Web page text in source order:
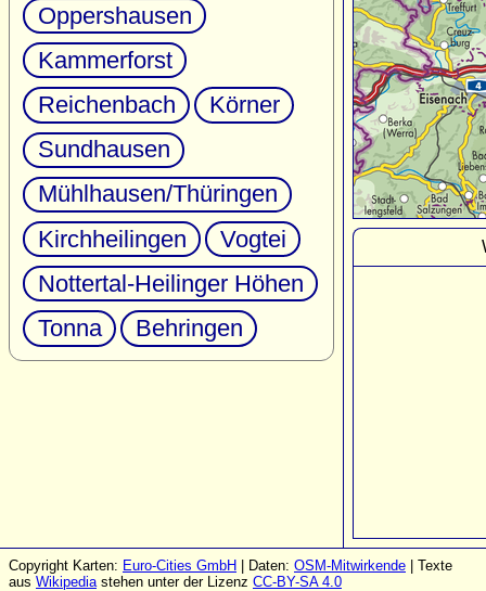
Oppershausen
Kammerforst
Reichenbach
Körner
Sundhausen
Mühlhausen/Thüringen
Kirchheilingen
Vogtei
Nottertal-Heilinger Höhen
Tonna
Behringen
Copyright Karten: Euro-Cities GmbH | Daten: OSM-Mitwirkende | Texte
aus Wikipediastehen unter der Lizenz CC-BY-SA 4.0